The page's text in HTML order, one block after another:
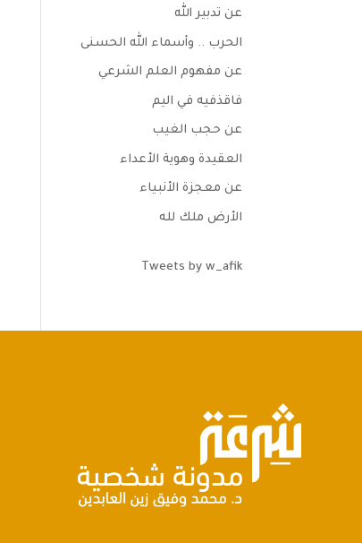
عن تدبير الله
الحرب .. وأسماء الله الحسنى
عن مفهوم العلم الشرعي
فاقذفيه في اليم
عن حجب الغيب
العقيدة وهوية الأعداء
عن معجزة الأنبياء
الأرض ملك لله
Tweets by w_afik